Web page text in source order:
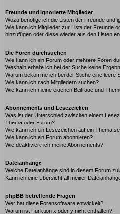
Freunde und ignorierte Mitglieder
Wozu benötige ich die Listen der Freunde und
Wie kann ich Mitglieder zur Liste der Freunde
hinzufügen oder diese wieder aus den Listen
Die Foren durchsuchen
Wie kann ich ein Forum oder mehrere Foren
Weshalb erhalte ich bei der Suche keine
Warum bekomme ich bei der Suche eine leere
Wie kann ich nach Mitgliedern suchen?
Wie kann ich meine eigenen Beiträge und
Abonnements und Lesezeichen
Was ist der Unterschied zwischen einem
Thema oder Forum?
Wie kann ich ein Lesezeichen auf ein Thema
Wie kann ich ein Forum abonnieren?
Wie deaktiviere ich meine Abonnements?
Dateianhänge
Welche Dateianhänge sind in diesem Forum
Kann ich eine Übersicht all meiner
phpBB betreffende Fragen
Wer hat diese Forensoftware entwickelt?
Warum ist Funktion x oder y nicht enthalten?